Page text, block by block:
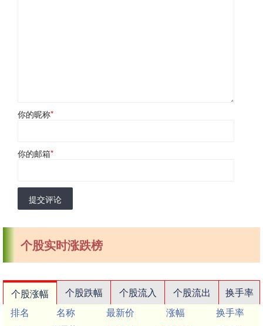
你的昵称*
你的邮箱*
提交评论
个股实时涨跌榜
个股涨幅 个股跌幅 个股流入 个股流出
换手率
排名
名称 最新价 涨幅
换手率